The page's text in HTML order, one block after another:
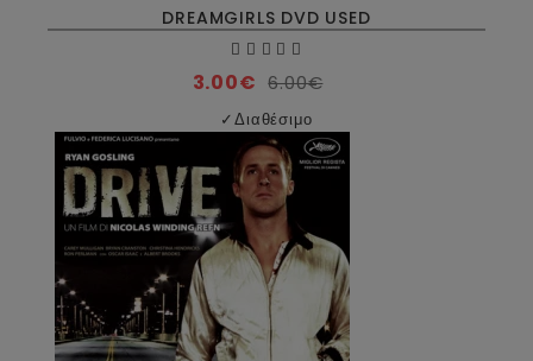
DREAMGIRLS DVD USED
3.00€ 6.00€
✓Διαθέσιμο